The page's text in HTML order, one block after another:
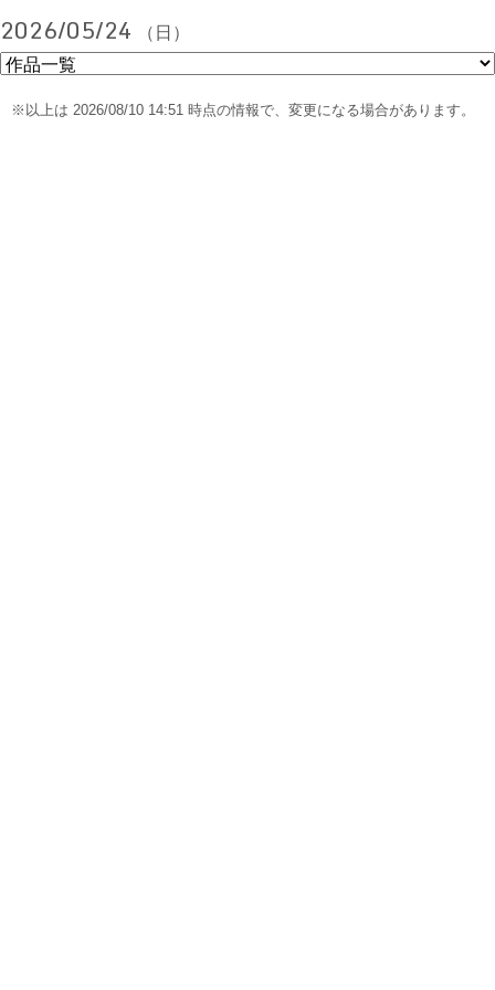
2026/05/24 （日）
※以上は 2026/08/10 14:51 時点の情報で、変更になる場合があります。